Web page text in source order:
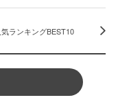
ランキングBEST10